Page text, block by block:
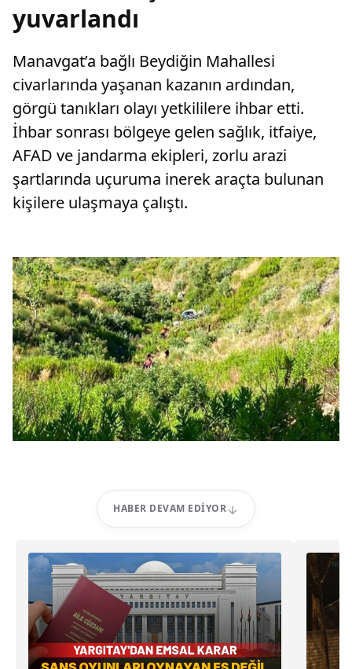
yuvarlandı
Manavgat’a bağlı Beydiğin Mahallesi
civarlarında yaşanan kazanın ardından,
görgü tanıkları olayı yetkililere ihbar etti.
İhbar sonrası bölgeye gelen sağlık, itfaiye,
AFAD ve jandarma ekipleri, zorlu arazi
şartlarında uçuruma inerek araçta bulunan
kişilere ulaşmaya çalıştı.
HABER DEVAM EDIYOR